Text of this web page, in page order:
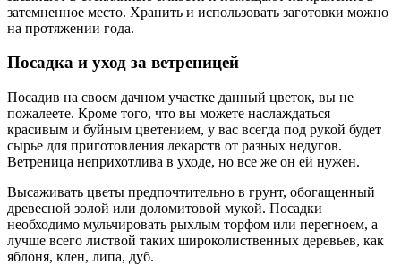
затемненное место. Хранить и использовать заготовки можно
на протяжении года.
Посадка и уход за ветреницей
Посадив на своем дачном участке данный цветок, вы не
пожалеете. Кроме того, что вы можете наслаждаться
красивым и буйным цветением, у вас всегда под рукой будет
сырье для приготовления лекарств от разных недугов.
Ветреница неприхотлива в уходе, но все же он ей нужен.
Высаживать цветы предпочтительно в грунт, обогащенный
древесной золой или доломитовой мукой. Посадки
необходимо мульчировать рыхлым торфом или перегноем, а
лучше всего листвой таких широколиственных деревьев, как
яблоня, клен, липа, дуб.